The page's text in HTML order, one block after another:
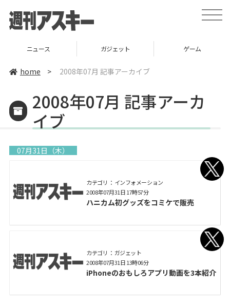
toggle
ニュース ガジェット ゲーム
home > 2008年07月 記事アーカイブ
2008年07月 記事アーカ
イブ
07月31日（木）
カテゴリ： インフォメーション
ハニカム初グッズをコミケで販売
2008年07月31日 17時57分
カテゴリ： ガジェット
iPhoneのおもしろアプリ動画を3本紹介
2008年07月31日 13時06分